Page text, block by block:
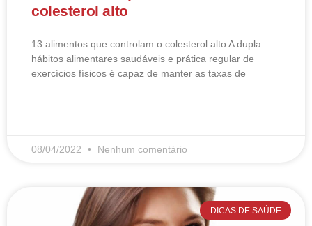
colesterol alto
13 alimentos que controlam o colesterol alto​ A dupla
hábitos alimentares saudáveis e prática regular de
exercícios físicos é capaz de manter as taxas de
08/04/2022 Nenhum comentário
DICAS DE SAÚDE